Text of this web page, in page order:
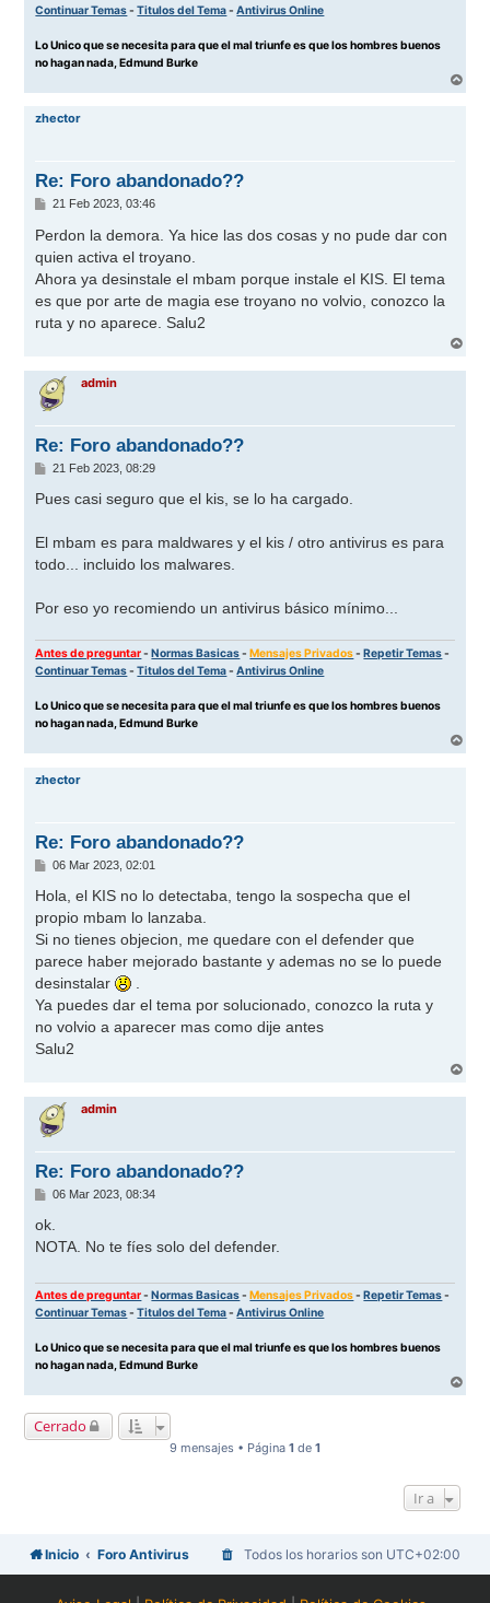
Continuar Temas-Titulos del Tema-Antivirus Online
Lo Unico que se necesita para que el mal triunfe es que los hombres buenos
no hagan nada, Edmund Burke
r
zhector
Re: Foro abandonado??
M
n
a
j
e
21 Feb 2023, 03:46
Perdon la demora. Ya hice las dos cosas y no pude dar con
quien activa el troyano.
Ahora ya desinstale el mbam porque instale el KIS. El tema
es que por arte de magia ese troyano no volvio, conozco la
ruta y no aparece. Salu2
r
admin
Re: Foro abandonado??
M
n
j
e
21 Feb 2023, 08:29
Pues casi seguro que el kis, se lo ha cargado.
El mbam es para maldwares y el kis / otro antivirus es para
todo... incluido los malwares.
Por eso yo recomiendo un antivirus básico mínimo...
Antes de preguntar-Normas Basicas-Mensajes Privados-Repetir Temas-
Continuar Temas-Titulos del Tema-Antivirus Online
Lo Unico que se necesita para que el mal triunfe es que los hombres buenos
no hagan nada, Edmund Burke
r
zhector
Re: Foro abandonado??
M
n
a
j
e
06 Mar 2023, 02:01
Hola, el KIS no lo detectaba, tengo la sospecha que el
propio mbam lo lanzaba.
Si no tienes objecion, me quedare con el defender que
parece haber mejorado bastante y ademas no se lo puede
desinstalar
Ya puedes dar el tema por solucionado, conozco la ruta y
no volvio a aparecer mas como dije antes
Salu2
r
admin
Re: Foro abandonado??
M
n
a
06 Mar 2023, 08:34
ok.
NOTA. No te fíes solo del defender.
Antes de preguntar-Normas Basicas-Mensajes Privados-Repetir Temas-
Continuar Temas-Titulos del Tema-Antivirus Online
Lo Unico que se necesita para que el mal triunfe es que los hombres buenos
no hagan nada, Edmund Burke
r
Cerrado
9 mensajes • Página 1 de 1
Ir a
Inicio Foro Antivirus Todos los horarios son UTC+02:00